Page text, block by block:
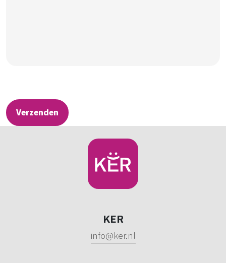
Verzenden
KER
info@ker.nl